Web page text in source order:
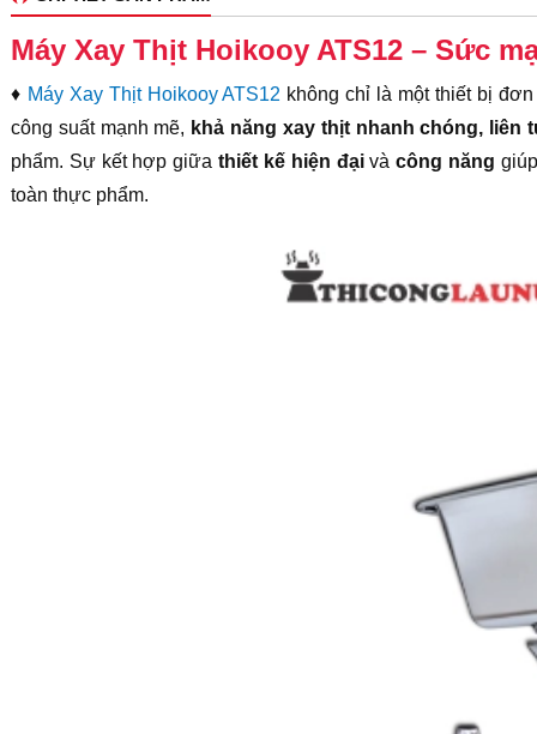
Máy Xay Thịt Hoikooy ATS12 – Sức
♦ Máy Xay Thịt Hoikooy ATS12 không chỉ là một thiết bị
công suất mạnh mẽ, khả năng xay thịt nhanh chóng, liên
phẩm. Sự kết hợp giữathiết kế hiện đạivàcông năng
toàn thực phẩm.